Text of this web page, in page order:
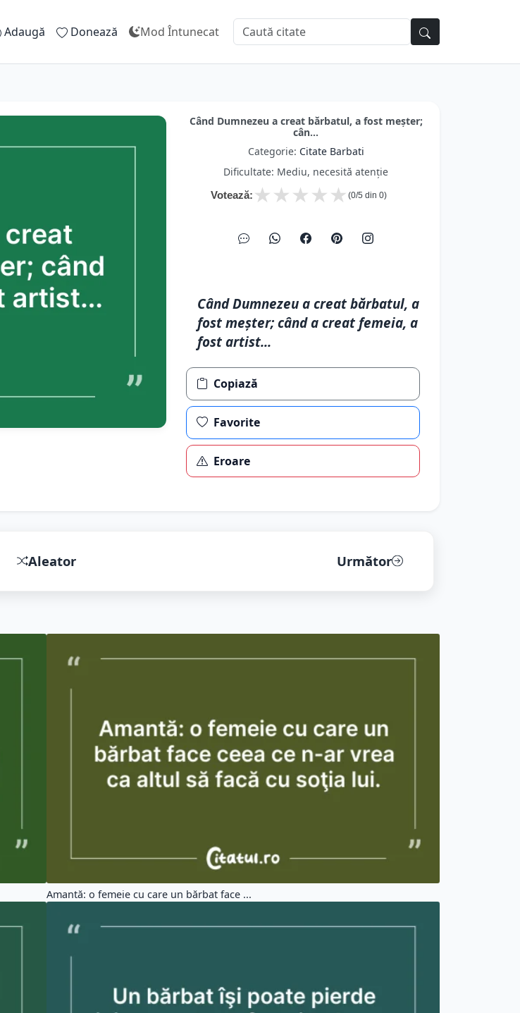
Adaugă Donează Mod Întunecat
Când Dumnezeu a creat bărbatul, a fost meşter;
cân...
Categorie: Citate Barbati
Dificultate: Mediu, necesită atenție
Votează: ★
★
★
★
★ (0/5 din 0)
Când Dumnezeu a creat bărbatul, a
fost meşter; când a creat femeia, a
fost artist...
Copiază
Favorite
Eroare
Aleator Următor
Amantă: o femeie cu care un bărbat face ...